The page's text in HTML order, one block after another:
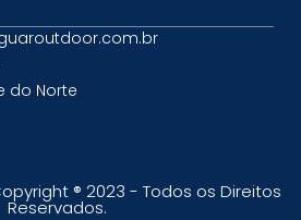
do Norte
® 2023 - Todos os Direitos
Reservados.